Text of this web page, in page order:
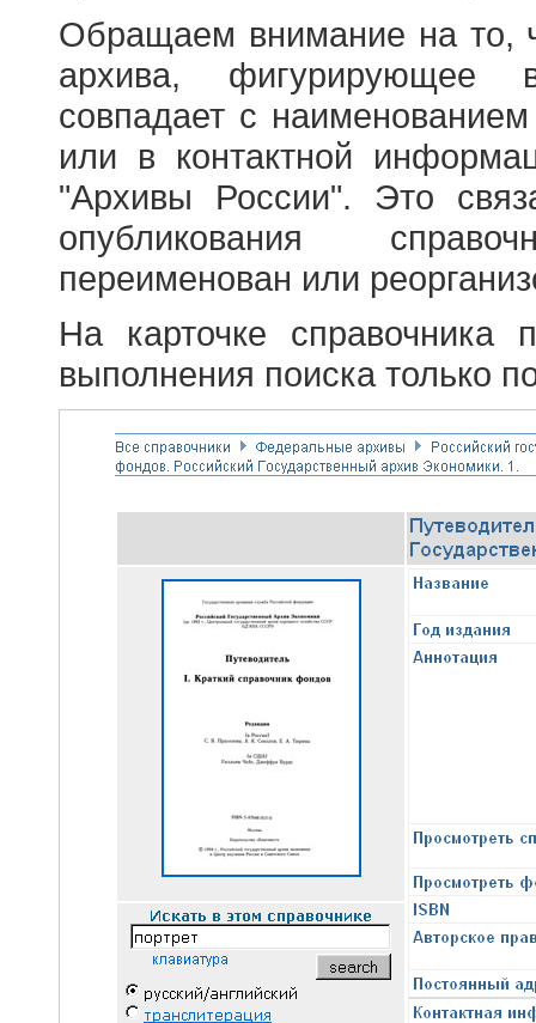
Обращаем внимание на то,
архива, фигурирующее
совпадает с
или в контактной
"Архивы России". Это
опубликования
переименован или
На карточке справочника
выполнения поиска только